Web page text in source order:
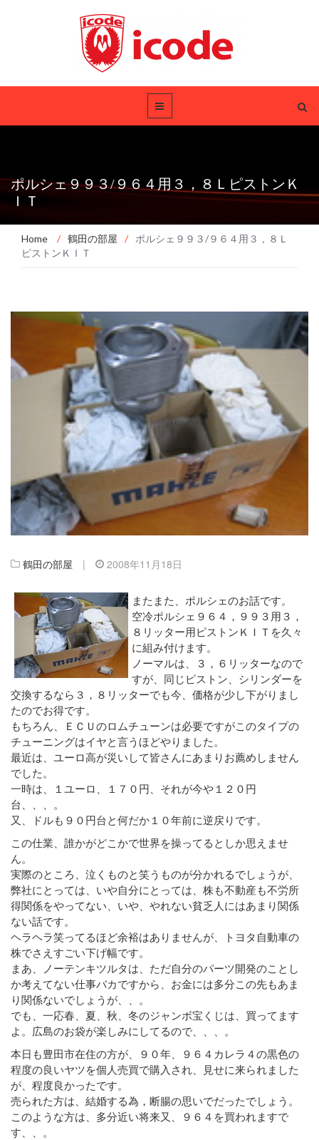
ポルシェ９９３/９６４用３，８ＬピストンＫ
ＩＴ
Home / 鶴田の部屋 /
ポルシェ９９３/９６４用３，８Ｌ
ピストンＫＩＴ
鶴田の部屋 | 2008年11月18日
またまた、ポルシェのお話です。
空冷ポルシェ９６４，９９３用３，
８リッター用ピストンＫＩＴを久々
に組み付けます。
ノーマルは、３，６リッターなので
すが、同じピストン、シリンダーを
交換するなら３，８リッターでも今、価格が少し下がりまし
たのでお得です。
もちろん、ＥＣＵのロムチューンは必要ですがこのタイプの
チューニングはイヤと言うほどやりました。
最近は、ユーロ高が災いして皆さんにあまりお薦めしません
でした。
一時は、１ユーロ、１７０円、それが今や１２０円
台、、、。
又、ドルも９０円台と何だか１０年前に逆戻りです。
この仕業、誰かがどこかで世界を操ってるとしか思えませ
ん。
実際のところ、泣くものと笑うものが分かれるでしょうが、
弊社にとっては、いや自分にとっては、株も不動産も不労所
得関係をやってない、いや、やれない貧乏人にはあまり関係
ない話です。
ヘラヘラ笑ってるほど余裕はありませんが、トヨタ自動車の
株でさえすごい下げ幅です。
まあ、ノーテンキツルタは、ただ自分のパーツ開発のことし
か考えてない仕事バカですから、お金には多分この先もあま
り関係ないでしょうが、、。
でも、一応春、夏、秋、冬のジャンボ宝くじは、買ってます
よ。広島のお袋が楽しみにしてるので、、、。
本日も豊田市在住の方が、９０年、９６４カレラ４の黒色の
程度の良いヤツを個人売買で購入され、見せに来られました
が、程度良かったです。
売られた方は、結婚する為，断腸の思いでだったでしょう。
このような方は、多分近い将来又、９６４を買われますで
す、、。